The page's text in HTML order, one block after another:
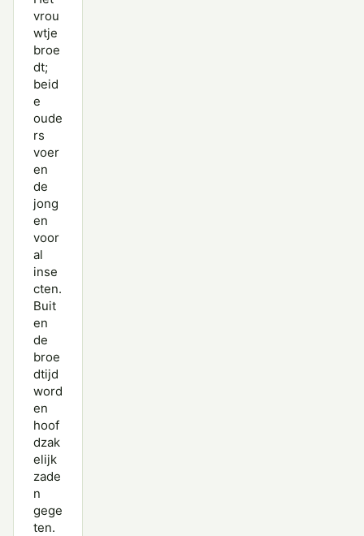
vrou
wtje
broe
dt;
beid
e
oude
rs
voer
en
de
jong
en
voor
al
inse
cten.
Buit
en
de
broe
dtijd
word
en
hoof
dzak
elijk
zade
n
gege
ten.